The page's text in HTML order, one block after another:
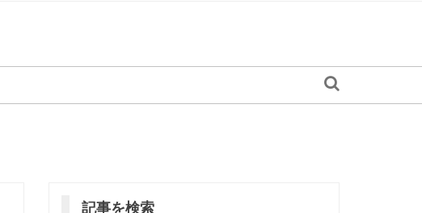
記事を検索